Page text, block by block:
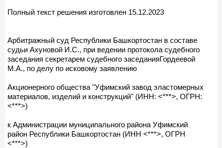
Полный текст решения изготовлен 15.12.2023
Арбитражный суд Республики Башкортостан в составе
судьи Ахуновой И.С., при ведении протокола судебного
заседания секретарем судебного заседанияГордеевой
М.А., по делу по исковому заявлению
Акционерного общества "Уфимский завод эластомерных
материалов, изделий и конструкций" (ИНН: <***>, ОГРН:
<***>)
к Администрации муниципального района Уфимский
район Республики Башкортостан (ИНН <***>, ОГРН
<***>)